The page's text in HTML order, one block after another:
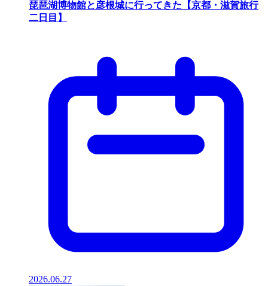
琵琶湖博物館と彦根城に行ってきた【京都・滋賀旅行
二日目】
2026.06.27